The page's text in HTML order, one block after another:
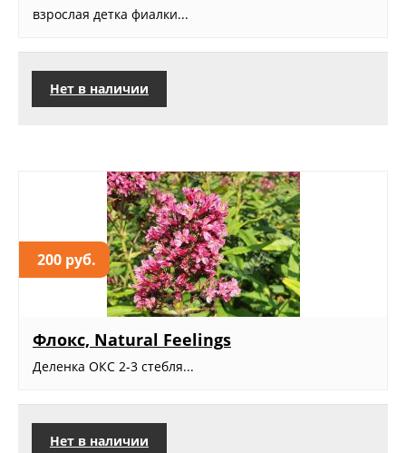
взрослая детка фиалки...
Нет в наличии
200 руб.
Флокс, Natural Feelings
Деленка ОКС 2-3 стебля...
Нет в наличии